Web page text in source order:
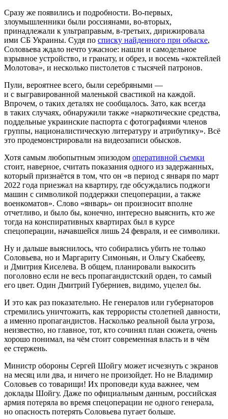
Сразу же появились и подробности. Во-первых,
злоумышленники были россиянами, во-вторых,
принадлежали к ультраправым, в-третьих, дирижировала
ими СБ Украины. Судя по списку найденного при обыске,
Соловьева ждало нечто ужасное: нашли и самодельное
взрывное устройство, и гранату, и обрез, и восемь «коктейлей
Молотова», и несколько пистолетов с тысячей патронов.
Пули, вероятнее всего, были серебряными —
и с выгравированной маленькой свастикой на каждой.
Впрочем, о таких деталях не сообщалось. Зато, как всегда
в таких случаях, обнаружили также «наркотические средства,
поддельные украинские паспорта с фотографиями членов
группы, националистическую литературу и атрибутику». Всё
это продемонстрировали на видеозаписи обысков.
Хотя самым любопытным эпизодом оперативной съемки
стоит, наверное, считать показания одного из задержанных,
который признаётся в том, что он «в период с января по март
2022 года приезжал на квартиру, где обсуждались поджоги
машин с символикой поддержки спецоперации, а также
военкоматов». Слово «январь» он произносит вполне
отчетливо, и было бы, конечно, интересно выяснить, кто же
тогда на конспиративных квартирах был в курсе
спецоперации, начавшейся лишь 24 февраля, и ее символики.
Ну и дальше выяснилось, что собирались убить не только
Соловьева, но и Маргариту Симоньян, и Ольгу Скабееву,
и Дмитрия Киселева. В общем, планировали выкосить
поголовно если не весь пропагандистский орден, то самый
его цвет. Один Дмитрий Губерниев, видимо, уцелел бы.
И это как раз показательно. Не генералов или губернаторов
стремились уничтожить, как террористы столетней давности,
а именно пропагандистов. Насколько реальной была угроза,
неизвестно, но главное, тот, кто сочинял план сюжета, очень
хорошо понимал, на чём стоит современная власть и в чём
ее стержень.
Министр обороны Сергей Шойгу может исчезнуть с экранов
на месяц или два, и ничего не произойдет. Но не Владимир
Соловьев со товарищи! Их проповеди куда важнее, чем
доклады Шойгу. Даже по официальным данным, российская
армия потеряла во время спецоперации не одного генерала,
но опасность потерять Соловьева пугает больше.